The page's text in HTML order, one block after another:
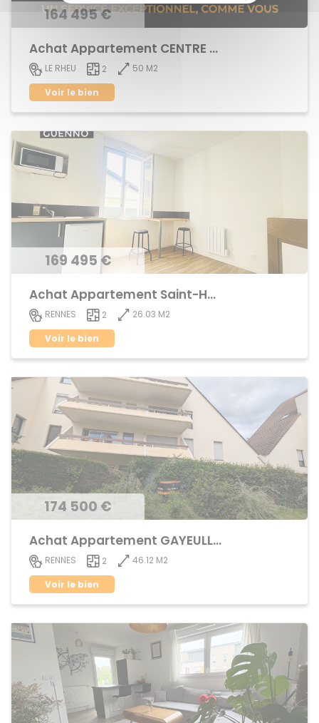
164 495 €
Achat Appartement CENTRE BOURG
LE RHEU 2
50 M2
Voir le bien
169 495 €
Achat Appartement Saint-Helier
RENNES 2
26.03 M2
Voir le bien
174 500 €
Achat Appartement GAYEULLES
RENNES 2
46.12 M2
Voir le bien